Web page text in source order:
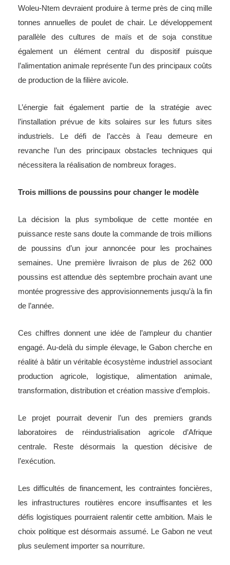
Woleu-Ntem devraient produire à terme près de cinq mille
tonnes annuelles de poulet de chair. Le développement
parallèle des cultures de maïs et de soja constitue
également un élément central du dispositif puisque
l’alimentation animale représente l’un des principaux coûts
de production de la filière avicole.
L’énergie fait également partie de la stratégie avec
l’installation prévue de kits solaires sur les futurs sites
industriels. Le défi de l’accès à l’eau demeure en
revanche l’un des principaux obstacles techniques qui
nécessitera la réalisation de nombreux forages.
Trois millions de poussins pour changer le modèle
La décision la plus symbolique de cette montée en
puissance reste sans doute la commande de trois millions
de poussins d’un jour annoncée pour les prochaines
semaines. Une première livraison de plus de 262 000
poussins est attendue dès septembre prochain avant une
montée progressive des approvisionnements jusqu’à la fin
de l’année.
Ces chiffres donnent une idée de l’ampleur du chantier
engagé. Au-delà du simple élevage, le Gabon cherche en
réalité à bâtir un véritable écosystème industriel associant
production agricole, logistique, alimentation animale,
transformation, distribution et création massive d’emplois.
Le projet pourrait devenir l’un des premiers grands
laboratoires de réindustrialisation agricole d’Afrique
centrale. Reste désormais la question décisive de
l’exécution.
Les difficultés de financement, les contraintes foncières,
les infrastructures routières encore insuffisantes et les
défis logistiques pourraient ralentir cette ambition. Mais le
choix politique est désormais assumé. Le Gabon ne veut
plus seulement importer sa nourriture.